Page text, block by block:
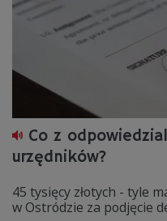
Co z
urzędników?
45 tysięcy złotych - tyle
w Ostródzie za podjęcie